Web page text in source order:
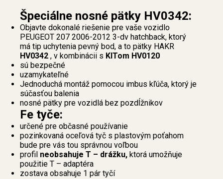
Špeciálne nosné pätky HV0342:
Objavte dokonalé riešenie pre vaše vozidlo
PEUGEOT 207 2006-2012 3-dv hatchback, ktorý
má tip uchytenia pevný bod, a to pätky HAKR
HV0342 , v kombinácii s KITom HV0120
sú bezpečné
uzamykateľné
Jednoduchá montáž pomocou imbus kľúča, ktorý je
súčasťou balenia
nosné pätky pre vozidlá bez pozdĺžnikov
Fe tyče:
určené pre občasné používanie
pozinkovaná oceľová tyč s plastovým poťahom
bude pre vás tou správnou voľbou
profil neobsahuje T – drážku, ktorá umožňuje
použitie T – adaptéra
zostava obsahuje 1 pár tyčí